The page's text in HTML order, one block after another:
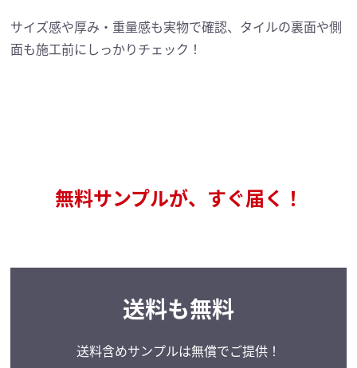
サイズ感や厚み・重量感も実物で確認、タイルの裏面や側
面も施工前にしっかりチェック！
無料サンプルが、すぐ届く！
送料も無料
送料含めサンプルは無償でご提供！